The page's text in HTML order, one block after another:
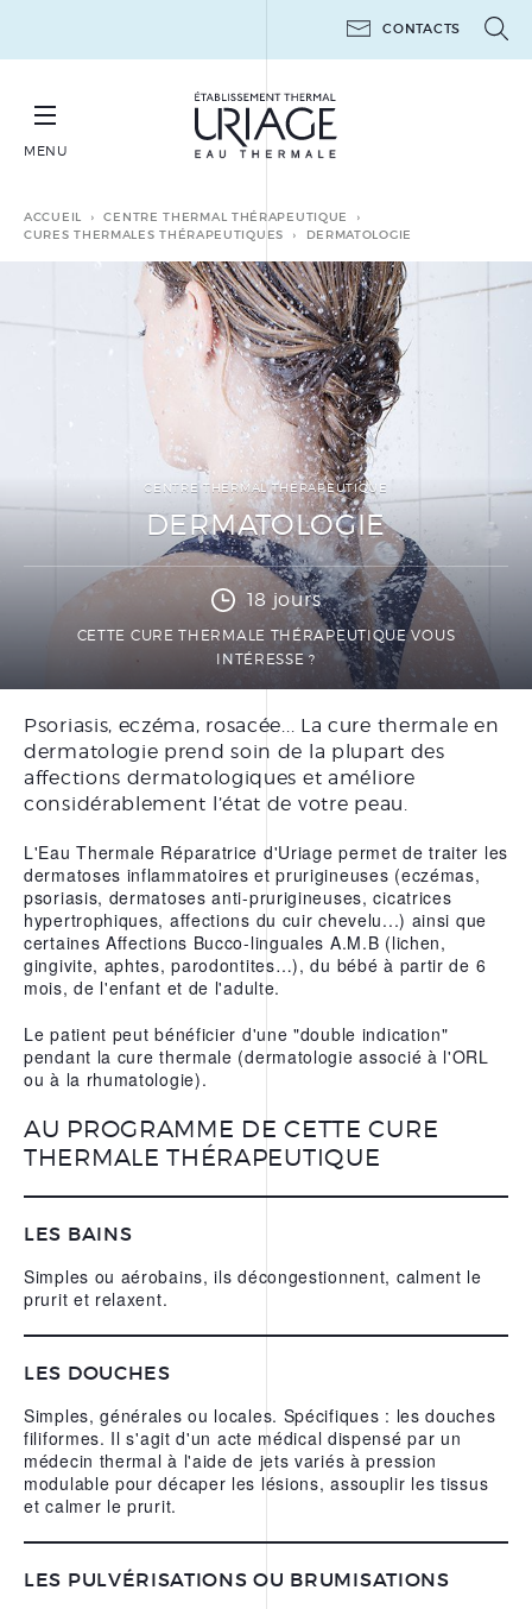
CONTACTS
MENU
RÉSERVER SA CURE THERMALE THÉRAPEUTIQUE
CURES THERMALES
THÉRAPEUTIQUES
MINI-CURES THERMALES
THÉRAPEUTIQUES
POST-CANCER
LES ATELIERS 6 JOURS
PRÉPARER SA CURE
THERMALE THÉRAPEUTIQUE
DOCUMENTATIONS
FORFAITS
SOINS À LA CARTE
SOINS CORPS
SOINS MAINS ET PIEDS
ÉPILATION
LE CENTRE THERMAL
THÉRAPEUTIQUE
L’EAU THERMALE
NOS APPS
ACCUEIL
CENTRE THERMAL THÉRAPEUTIQUE
CURES THERMALES THÉRAPEUTIQUES
DERMATOLOGIE
CENTRE THERMAL THÉRAPEUTIQUE
DERMATOLOGIE
18 jours
CETTE CURE THERMALE THÉRAPEUTIQUE VOUS
INTÉRESSE ?
Psoriasis, eczéma, rosacée... La cure thermale en
dermatologie prend soin de la plupart des
affections dermatologiques et améliore
considérablement l’état de votre peau.
L'Eau Thermale Réparatrice d'Uriage permet de traiter les
dermatoses inflammatoires et prurigineuses (eczémas,
psoriasis, dermatoses anti-prurigineuses, cicatrices
hypertrophiques, affections du cuir chevelu...) ainsi que
certaines Affections Bucco-linguales A.M.B (lichen,
gingivite, aphtes, parodontites…), du bébé à partir de 6
mois, de l'enfant et de l'adulte.
Le patient peut bénéficier d'une "double indication"
pendant la cure thermale (dermatologie associé à l'ORL
ou à la rhumatologie).
AU PROGRAMME DE CETTE CURE
THERMALE THÉRAPEUTIQUE
LES BAINS
Simples ou aérobains, ils décongestionnent, calment le
prurit et relaxent.
LES DOUCHES
Simples, générales ou locales. Spécifiques : les douches
filiformes. Il s'agit d'un acte médical dispensé par un
médecin thermal à l'aide de jets variés à pression
modulable pour décaper les lésions, assouplir les tissus
et calmer le prurit.
LES PULVÉRISATIONS OU BRUMISATIONS